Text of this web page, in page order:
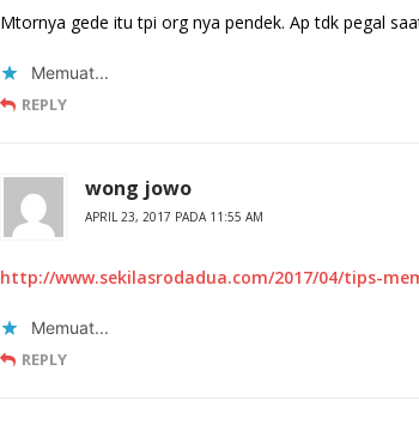
Mtornya gede itu tpi org nya pendek. Ap tdk pegal
Memuat...
REPLY
wong jowo
APRIL 23, 2017 PADA 11:55 AM
http://www.sekilasrodadua.com/2017/04/tips-
Memuat...
REPLY